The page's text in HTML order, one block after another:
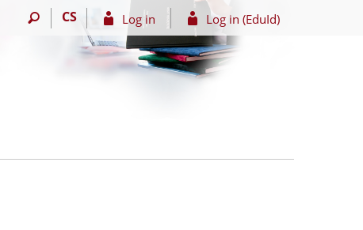
CS Log in Log in (EduId)